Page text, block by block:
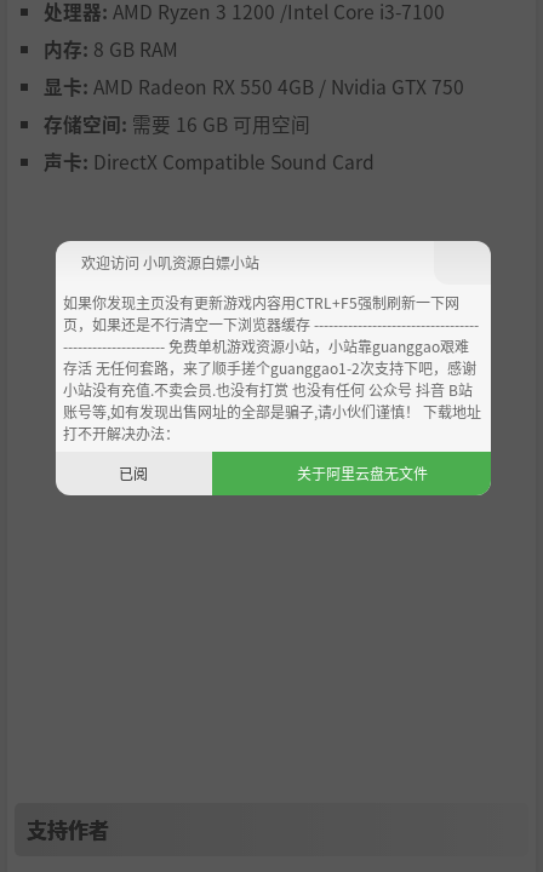
处理器: AMD Ryzen 3 1200 /Intel Core i3-7100
内存: 8 GB RAM
显卡: AMD Radeon RX 550 4GB / Nvidia GTX 750
存储空间: 需要 16 GB 可用空间
声卡: DirectX Compatible Sound Card
支持作者
欢迎访问 小叽资源白嫖小站
如果你发现主页没有更新游戏内容用CTRL+F5强制刷新一下网
页，如果还是不行清空一下浏览器缓存 ----------------------------------
--------------------- 免费单机游戏资源小站，小站靠guanggao艰难
存活 无任何套路，来了顺手搓个guanggao1-2次支持下吧，感谢
小站没有充值.不卖会员.也没有打赏 也没有任何 公众号 抖音 B站
账号等,如有发现出售网址的全部是骗子,请小伙们谨慎！ 下载地址
打不开解决办法：
已阅
关于阿里云盘无文件